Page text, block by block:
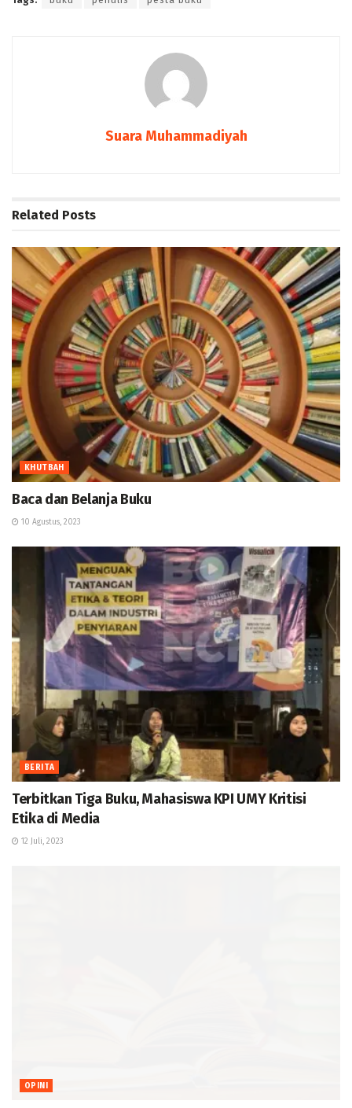
Suara Muhammadiyah
Related Posts
KHUTBAH
Baca dan Belanja Buku
10 Agustus, 2023
BERITA
Terbitkan Tiga Buku, Mahasiswa KPI UMY Kritisi
Etika di Media
12 Juli, 2023
OPINI